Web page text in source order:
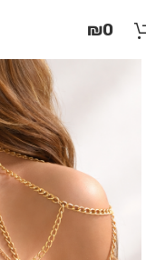
זֶה
לִנְגִישׁוּת
הָאֲתָר.
לִפְתִיחַת
תַּפְרִיט
₪0